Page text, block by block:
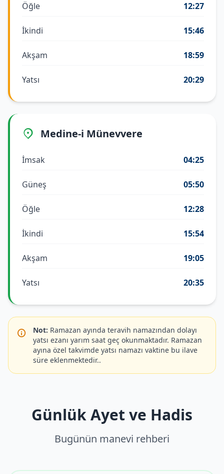
Öğle 12:27
İkindi 15:46
Akşam 18:59
Yatsı 20:29
Medine-i Münevvere
İmsak 04:25
Güneş 05:50
Öğle 12:28
İkindi 15:54
Akşam 19:05
Yatsı 20:35
Not: Ramazan ayında teravih namazından dolayı
yatsı ezanı yarım saat geç okunmaktadır. Ramazan
ayına özel takvimde yatsı namazı vaktine bu ilave
süre eklenmektedir..
Günlük Ayet ve Hadis
Bugünün manevi rehberi